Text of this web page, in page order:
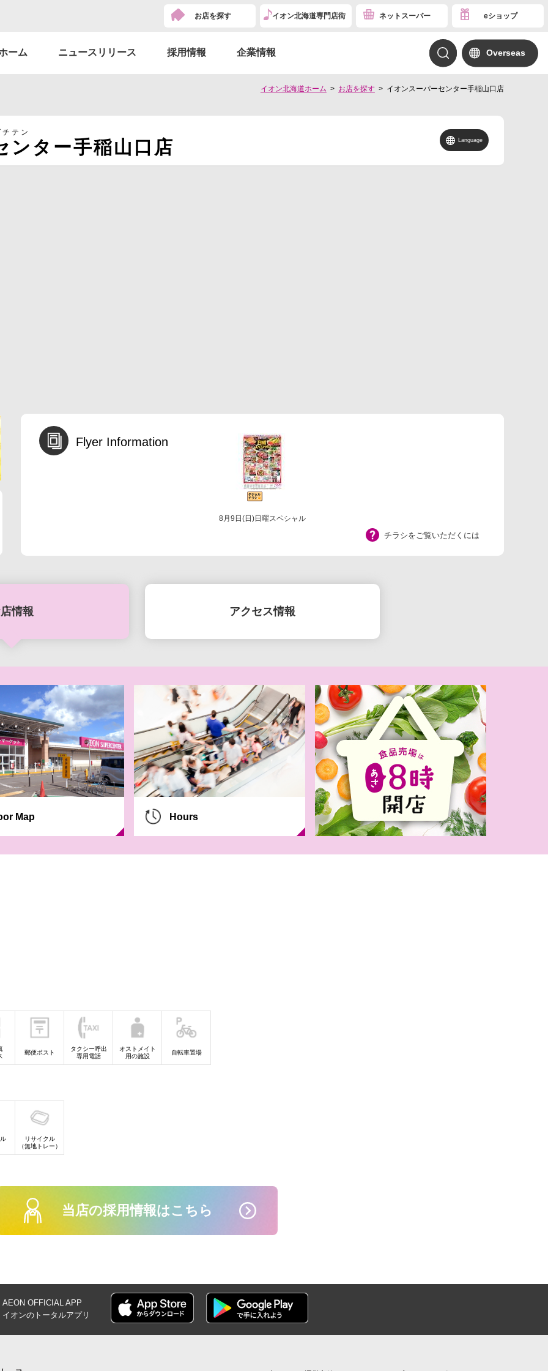
お店を探す イオン北海道専門店街 ネットスーパー eショップ
ーム ニュースリリース 採用情報 企業情報 Overseas
イオン北海道ホーム お店を探す イオンスーパーセンター手稲山口店
テン
ンター手稲山口店 Language
Flyer Information
8月9日(日)日曜スペシャル
8月7日(金)-10日(月）お盆準備
8月7日(金)-16日(日)キッズ
SUMMER特集
チラシをご覧いただくには
情報 アクセス情報
Map Hours
郵便ポスト
タクシー呼出
専用電話
オストメイト
用の施設
自転車置場
リサイクル
（無地トレー）
当店の採用情報はこちら
AEON OFFICIAL APP
イオンの トータルアプリ